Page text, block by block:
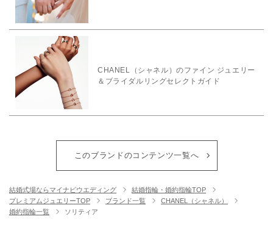
CHANEL（シャネル）のファイン ジュエリー
＆ブライダルリングセレクトガイド
このブランドのコンテンツ一覧へ
結婚式場ならマイナビウエディング
結婚指輪・婚約指輪TOP
プレミアムジュエリーTOP
ブランド一覧
CHANEL（シャネル）
婚約指輪一覧
ソリティア